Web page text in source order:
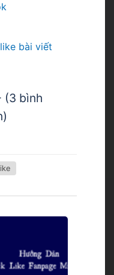
bài viết
(3 bình